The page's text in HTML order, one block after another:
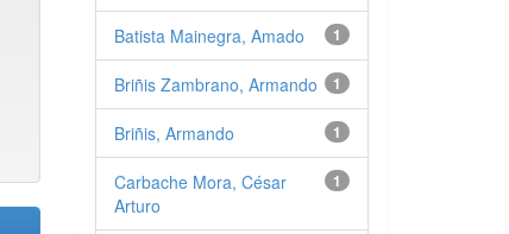
1
Batista Mainegra, Amado
1
Briñis Zambrano, Armando
1
Briñis, Armando
1
Carbache Mora, César
Arturo